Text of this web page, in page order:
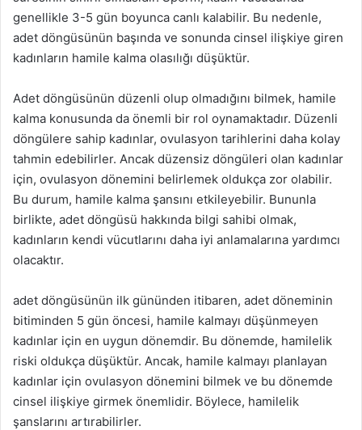
genellikle 3-5 gün boyunca canlı kalabilir. Bu nedenle,
adet döngüsünün başında ve sonunda cinsel ilişkiye giren
kadınların hamile kalma olasılığı düşüktür.
Adet döngüsünün düzenli olup olmadığını bilmek, hamile
kalma konusunda da önemli bir rol oynamaktadır. Düzenli
döngülere sahip kadınlar, ovulasyon tarihlerini daha kolay
tahmin edebilirler. Ancak düzensiz döngüleri olan kadınlar
için, ovulasyon dönemini belirlemek oldukça zor olabilir.
Bu durum, hamile kalma şansını etkileyebilir. Bununla
birlikte, adet döngüsü hakkında bilgi sahibi olmak,
kadınların kendi vücutlarını daha iyi anlamalarına yardımcı
olacaktır.
adet döngüsünün ilk gününden itibaren, adet döneminin
bitiminden 5 gün öncesi, hamile kalmayı düşünmeyen
kadınlar için en uygun dönemdir. Bu dönemde, hamilelik
riski oldukça düşüktür. Ancak, hamile kalmayı planlayan
kadınlar için ovulasyon dönemini bilmek ve bu dönemde
cinsel ilişkiye girmek önemlidir. Böylece, hamilelik
şanslarını artırabilirler.